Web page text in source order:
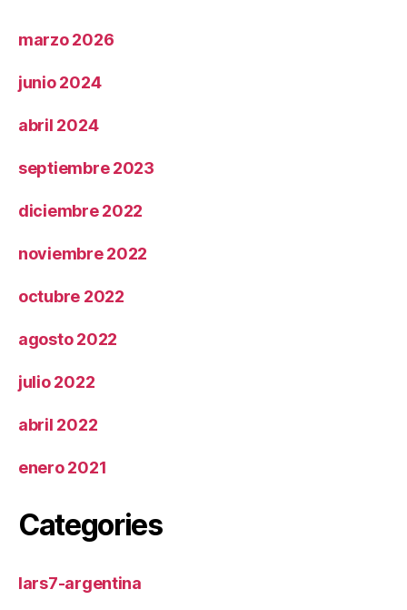
marzo 2026
junio 2024
abril 2024
septiembre 2023
diciembre 2022
noviembre 2022
octubre 2022
agosto 2022
julio 2022
abril 2022
enero 2021
Categories
lars7-argentina